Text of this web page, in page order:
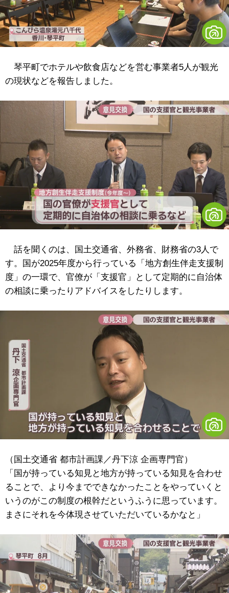
琴平町でホテルや飲食店などを営む事業者5人が観光
の現状などを報告しました。
話を聞くのは、国土交通省、外務省、財務省の3人で
す。国が2025年度から行っている「地方創生伴走支援制
度」の一環で、官僚が「支援官」として定期的に自治体
の相談に乗ったりアドバイスをしたりします。
（国土交通省 都市計画課／丹下涼 企画専門官）
「国が持っている知見と地方が持っている知見を合わせ
ることで、より今までできなかったことをやっていくと
いうのがこの制度の根幹だというふうに思っています。
まさにそれを今体現させていただいているかなと」